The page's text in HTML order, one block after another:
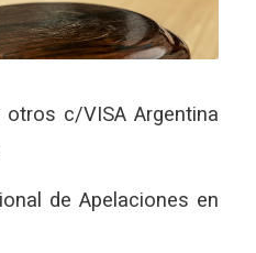
c/VISA Argentina
de Apelaciones en